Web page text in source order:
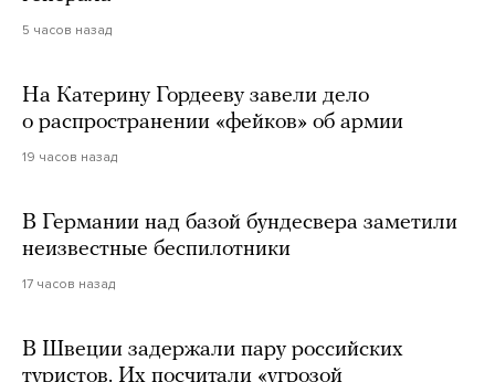
5 часов назад
На Катерину Гордееву завели дело
о распространении «фейков» об армии
19 часов назад
В Германии над базой бундесвера заметили
неизвестные беспилотники
17 часов назад
В Швеции задержали пару российских
туристов. Их посчитали «угрозой